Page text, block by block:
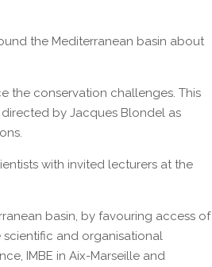
the Mediterranean basin about
the conservation challenges. This
by Jacques Blondel as
with invited lecturers at the
basin, by favouring access of
and organisational
IMBE in Aix-Marseille and